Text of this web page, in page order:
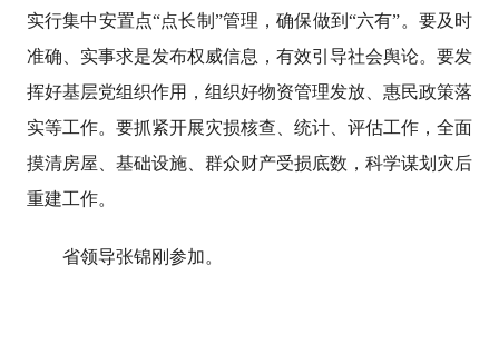
实行集中安置点“点长制”管理，确保做到“六有”。要及时
准确、实事求是发布权威信息，有效引导社会舆论。要发
挥好基层党组织作用，组织好物资管理发放、惠民政策落
实等工作。要抓紧开展灾损核查、统计、评估工作，全面
摸清房屋、基础设施、群众财产受损底数，科学谋划灾后
重建工作。
省领导张锦刚参加。